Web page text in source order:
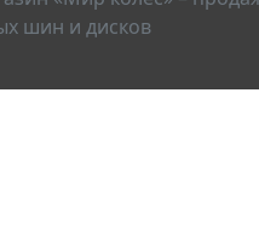
шин и дисков